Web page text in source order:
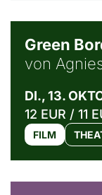
Green
von
DI., 13.
12 EUR / 11
FILM